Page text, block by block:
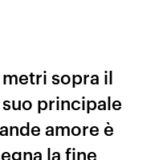
sopra il
principale
amore è
la fine